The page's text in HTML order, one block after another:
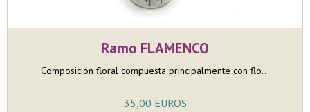
Ramo FLAMENCO
Composición floral compuesta principalmente con flo...
35,00 EUROS